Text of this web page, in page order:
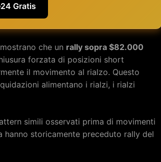
Gratis
che un rally sopra $82.000
forzata di posizioni short
il movimento al rialzo. Questo
alimentano i rialzi, i rialzi
simili osservati prima di movimenti
storicamente preceduto rally del